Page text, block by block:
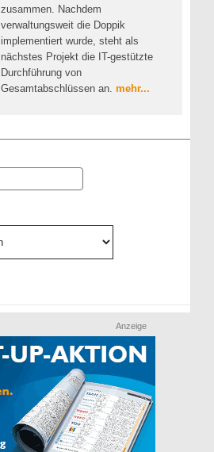
zusammen. Nachdem
verwaltungsweit die Doppik
implementiert wurde, steht als
nächstes Projekt die IT-gestützte
Durchführung von
Gesamtabschlüssen an. mehr...
Anzeige